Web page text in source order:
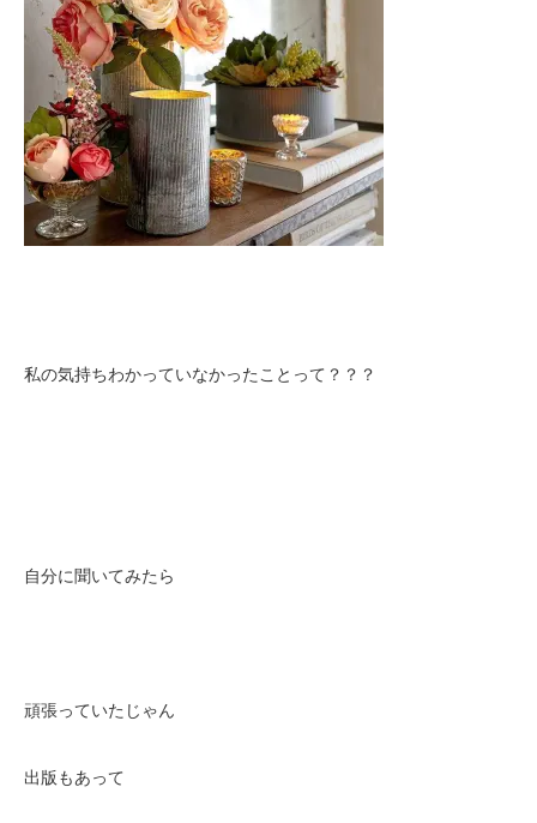
私の気持ちわかっていなかったことって？？？
自分に聞いてみたら
頑張っていたじゃん
出版もあって